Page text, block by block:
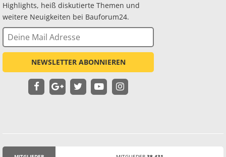
Highlights, heiß diskutierte Themen und
weitere Neuigkeiten bei Bauforum24.
NEWSLETTER ABONNIEREN